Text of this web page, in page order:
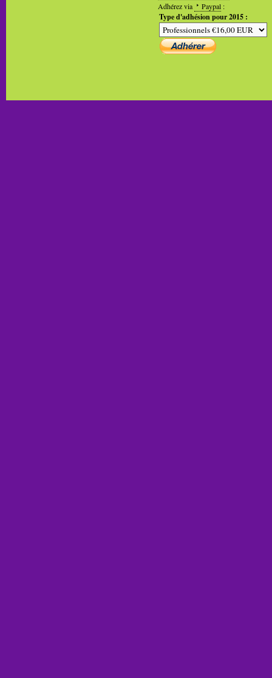
Adhérez via
Paypal :
Type d'adhésion pour 2015 :